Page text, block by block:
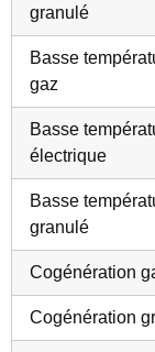
granulé
Basse
gaz
Basse
électrique
Basse
granulé
Cogénération
Cogénération